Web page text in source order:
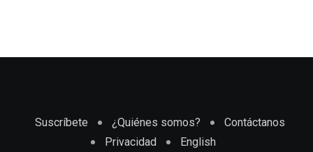
Suscríbete ¿Quiénes somos?
Contáctanos
Privacidad
English